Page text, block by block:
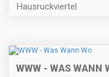
Hausruckviertel
WWW - WAS WANN